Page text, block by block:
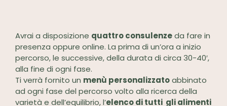
Avrai a disposizione quattro consulenzeda fare in
presenza oppure online. La prima di un’ora a inizio
percorso, le successive, della durata di circa 30-40′,
alla fine di ogni fase.
Ti verrà fornito un menù personalizzatoabbinato
ad ogni fase del percorso volto alla ricerca della
varietà e dell’equilibrio, l’elenco di tutti gli alimenti